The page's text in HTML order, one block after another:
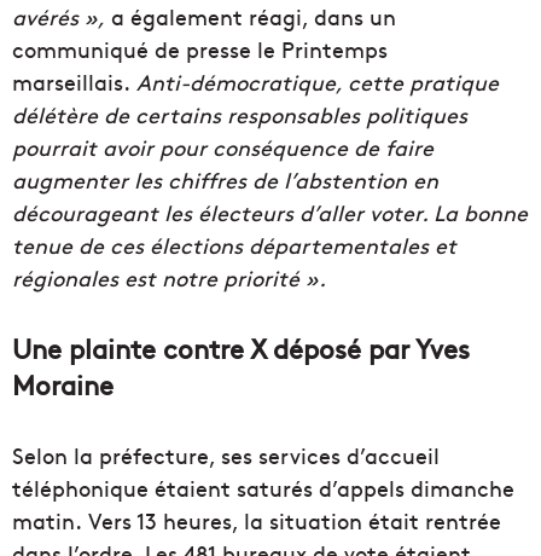
avérés », a également réagi, dans un
communiqué de presse le Printemps
marseillais. Anti-démocratique, cette pratique
délétère de certains responsables politiques
pourrait avoir pour conséquence de faire
augmenter les chiffres de l’abstention en
décourageant les électeurs d’aller voter. La bonne
tenue de ces élections départementales et
régionales est notre priorité ».
Une plainte contre X déposé par Yves
Moraine
Selon la préfecture, ses services d’accueil
téléphonique étaient saturés d’appels dimanche
matin. Vers 13 heures, la situation était rentrée